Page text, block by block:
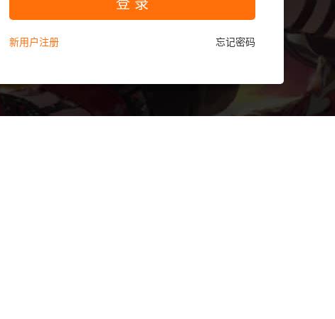
登 录
新用户注册 忘记密码